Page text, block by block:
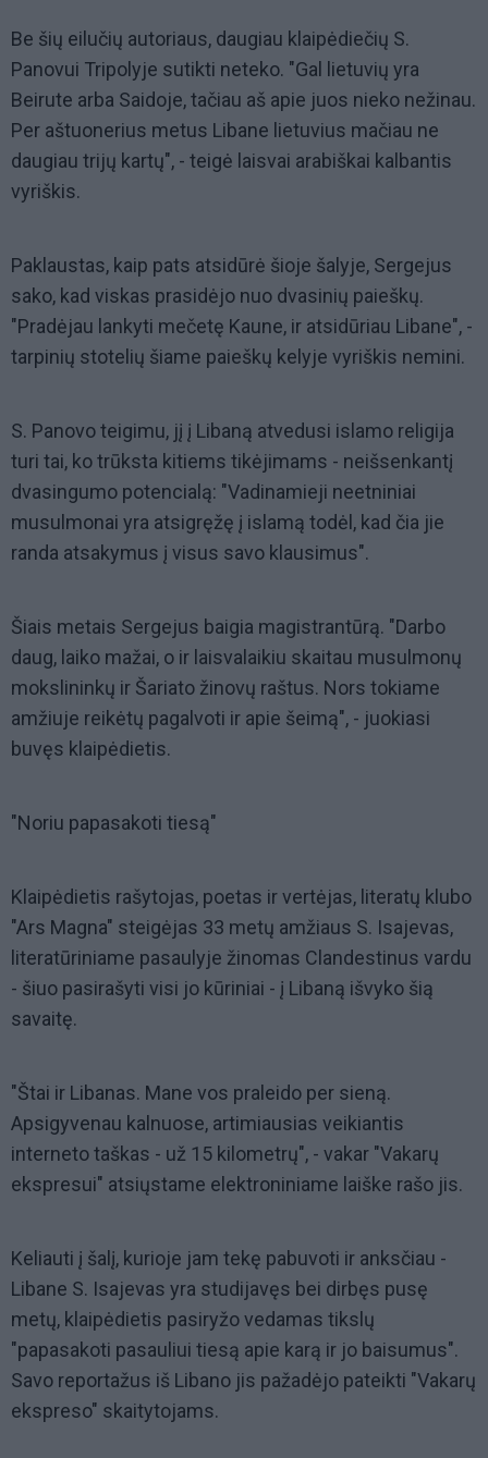
Be šių eilučių autoriaus, daugiau klaipėdiečių S.
Panovui Tripolyje sutikti neteko. "Gal lietuvių yra
Beirute arba Saidoje, tačiau aš apie juos nieko nežinau.
Per aštuonerius metus Libane lietuvius mačiau ne
daugiau trijų kartų", - teigė laisvai arabiškai kalbantis
vyriškis.
Paklaustas, kaip pats atsidūrė šioje šalyje, Sergejus
sako, kad viskas prasidėjo nuo dvasinių paieškų.
"Pradėjau lankyti mečetę Kaune, ir atsidūriau Libane", -
tarpinių stotelių šiame paieškų kelyje vyriškis nemini.
S. Panovo teigimu, jį į Libaną atvedusi islamo religija
turi tai, ko trūksta kitiems tikėjimams - neišsenkantį
dvasingumo potencialą: "Vadinamieji neetniniai
musulmonai yra atsigręžę į islamą todėl, kad čia jie
randa atsakymus į visus savo klausimus".
Šiais metais Sergejus baigia magistrantūrą. "Darbo
daug, laiko mažai, o ir laisvalaikiu skaitau musulmonų
mokslininkų ir Šariato žinovų raštus. Nors tokiame
amžiuje reikėtų pagalvoti ir apie šeimą", - juokiasi
buvęs klaipėdietis.
"Noriu papasakoti tiesą"
Klaipėdietis rašytojas, poetas ir vertėjas, literatų klubo
"Ars Magna" steigėjas 33 metų amžiaus S. Isajevas,
literatūriniame pasaulyje žinomas Clandestinus vardu
- šiuo pasirašyti visi jo kūriniai - į Libaną išvyko šią
savaitę.
"Štai ir Libanas. Mane vos praleido per sieną.
Apsigyvenau kalnuose, artimiausias veikiantis
interneto taškas - už 15 kilometrų", - vakar "Vakarų
ekspresui" atsiųstame elektroniniame laiške rašo jis.
Keliauti į šalį, kurioje jam tekę pabuvoti ir anksčiau -
Libane S. Isajevas yra studijavęs bei dirbęs pusę
metų, klaipėdietis pasiryžo vedamas tikslų
"papasakoti pasauliui tiesą apie karą ir jo baisumus".
Savo reportažus iš Libano jis pažadėjo pateikti "Vakarų
ekspreso" skaitytojams.